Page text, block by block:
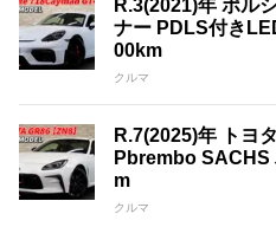
R.3(2021)年 ポル
ナー PDLS付き
00km
クルマ
R.7(2025)年 トヨ
Pbrembo SACHS
m
クルマ